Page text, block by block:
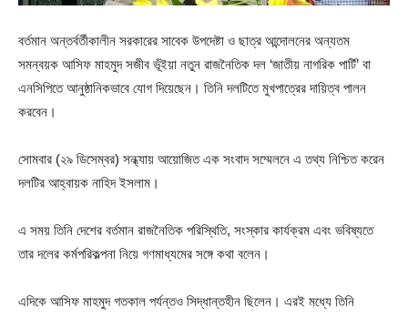
বর্তমান অন্তর্বর্তীকালীন সরকারের সাবেক উপদেষ্টা ও ছাত্র আন্দোলনের অন্যতম
সমন্বয়ক আসিফ মাহমুদ সজীব ভূঁইয়া নতুন রাজনৈতিক দল ‘জাতীয় নাগরিক পার্টি’ বা
এনসিপিতে আনুষ্ঠানিকভাবে যোগ দিয়েছেন। তিনি দলটিতে মুখপাত্রের দায়িত্ব পালন
করবেন।
সোমবার (২৯ ডিসেম্বর) সন্ধ্যায় আয়োজিত এক সংবাদ সম্মেলনে এ তথ্য নিশ্চিত করেন
দলটির আহ্বায়ক নাহিদ ইসলাম।
এ সময় তিনি দেশের বর্তমান রাজনৈতিক পরিস্থিতি, সংস্কার কার্যক্রম এবং ভবিষ্যতে
তার দলের কর্মপরিকল্পনা নিয়ে গণমাধ্যমের সঙ্গে কথা বলেন।
এদিকে আসিফ মাহমুদ গতকাল পর্যন্তও সিদ্ধান্তহীন ছিলেন। এরই মধ্যে তিনি